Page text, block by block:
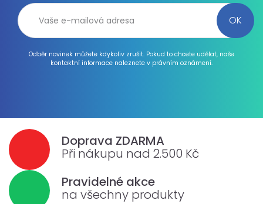
Odběr novinek můžete kdykoliv zrušit. Pokud to chcete udělat, naše
kontaktní informace naleznete v právním oznámení.
Doprava ZDARMA
Při nákupu nad 2.500 Kč
Pravidelné akce
na všechny produkty